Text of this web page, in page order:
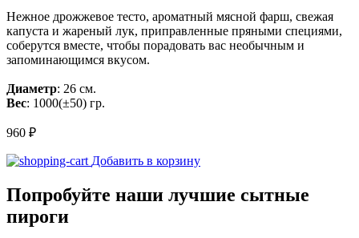
Нежное дрожжевое тесто, ароматный мясной фарш, свежая
капуста и жареный лук, приправленные пряными специями,
соберутся вместе, чтобы порадовать вас необычным и
запоминающимся вкусом.
Диаметр: 26 см.
Вес: 1000(±50) гр.
960 ₽
Количество
Пирог
с
мясом
Добавить в корзину
Попробуйте наши лучшие сытные
пироги